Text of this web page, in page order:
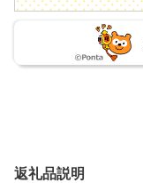
返礼品説明